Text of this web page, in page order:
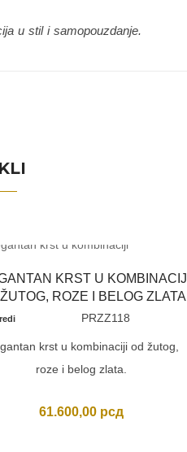
u stil i samopouzdanje.
KRST U KOMBINACIJI
ROZE I BELOG ZLATA
PRZZ118
krst u kombinaciji od žutog,
roze i belog zlata.
61.600,00 рсд